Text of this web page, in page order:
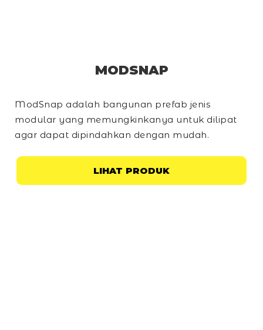
MODSNAP
ModSnap adalah bangunan prefab jenis
modular yang memungkinkanya untuk dilipat
agar dapat dipindahkan dengan mudah.
LIHAT PRODUK